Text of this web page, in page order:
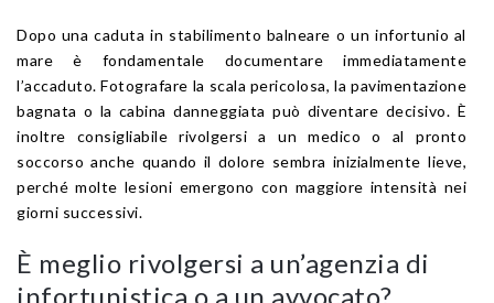
Dopo una caduta in stabilimento balneare o un infortunio al
mare è fondamentale documentare immediatamente
l’accaduto. Fotografare la scala pericolosa, la pavimentazione
bagnata o la cabina danneggiata può diventare decisivo. È
inoltre consigliabile rivolgersi a un medico o al pronto
soccorso anche quando il dolore sembra inizialmente lieve,
perché molte lesioni emergono con maggiore intensità nei
giorni successivi.
È meglio rivolgersi a un’agenzia di
infortunistica o a un avvocato?